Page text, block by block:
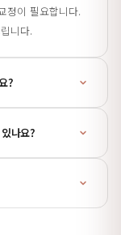
정이 필요합니다.
니다.
?
나요?